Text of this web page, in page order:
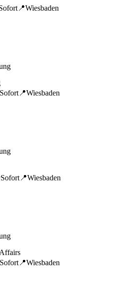
📍Wiesbaden
Sofort 📍Wiesbaden
Sofort 📍Wiesbaden
Sofort 📍Wiesbaden